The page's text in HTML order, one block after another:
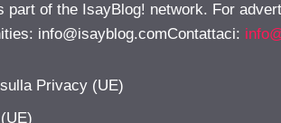
part of the IsayBlog! network. For
info@isayblog.comContattaci:
Privacy (UE)